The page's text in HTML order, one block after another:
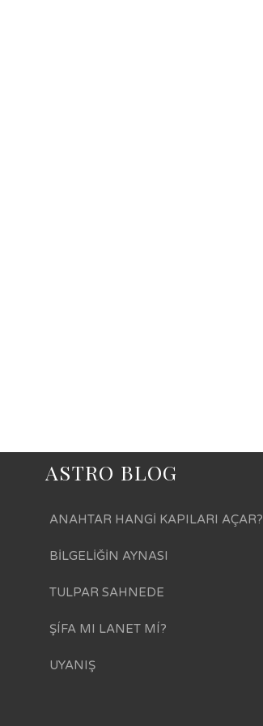
ASTRO BLOG
ANAHTAR HANGİ KAPILARI AÇAR?
BİLGELİĞİN AYNASI
TULPAR SAHNEDE
ŞÍFA MI LANET MÍ?
UYANIŞ